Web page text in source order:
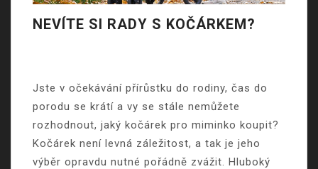
NEVÍTE SI RADY S KOČÁRKEM?
Jste v očekávání přírůstku do rodiny, čas do
porodu se krátí a vy se stále nemůžete
rozhodnout, jaký kočárek pro miminko koupit?
Kočárek není levná záležitost, a tak je jeho
výběr opravdu nutné pořádně zvážit. Hluboký